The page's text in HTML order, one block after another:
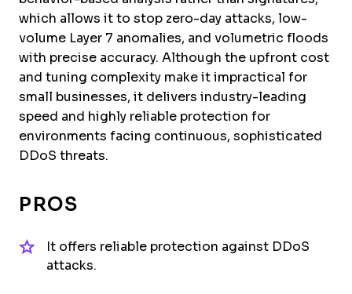
which allows it to stop zero-day attacks, low-
volume Layer 7 anomalies, and volumetric floods
with precise accuracy. Although the upfront cost
and tuning complexity make it impractical for
small businesses, it delivers industry-leading
speed and highly reliable protection for
environments facing continuous, sophisticated
DDoS threats.
PROS
It offers reliable protection against DDoS
attacks.